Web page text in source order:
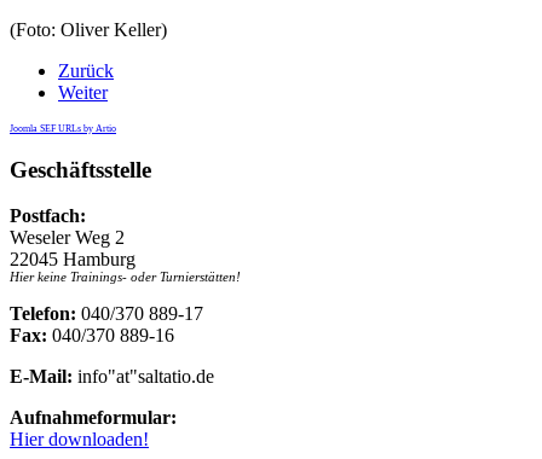
(Foto: Oliver Keller)
Zurück
Weiter
Joomla SEF URLs by Artio
Geschäftsstelle
Postfach:
Weseler Weg 2
22045 Hamburg
Hier keine Trainings- oder Turnierstätten!
Telefon: 040/370 889-17
Fax: 040/370 889-16
E-Mail: info"at"saltatio.de
Aufnahmeformular:
Hier downloaden!